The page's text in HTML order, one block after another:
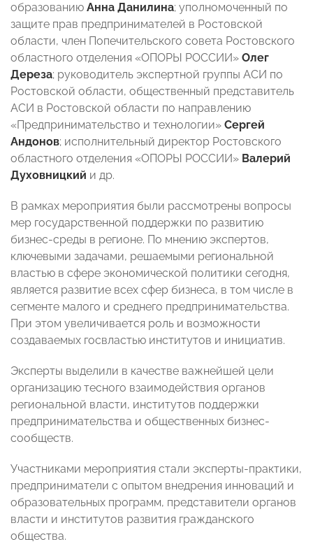
образованию Анна Данилина; уполномоченный по
защите прав предпринимателей в Ростовской
области, член Попечительского совета Ростовского
областного отделения «ОПОРЫ РОССИИ» Олег
Дереза; руководитель экспертной группы АСИ по
Ростовской области, общественный представитель
АСИ в Ростовской области по направлению
«Предпринимательство и технологии» Сергей
Андонов; исполнительный директор Ростовского
областного отделения «ОПОРЫ РОССИИ» Валерий
Духовницкий и др.
В рамках мероприятия были рассмотрены вопросы
мер государственной поддержки по развитию
бизнес-среды в регионе. По мнению экспертов,
ключевыми задачами, решаемыми региональной
властью в сфере экономической политики сегодня,
является развитие всех сфер бизнеса, в том числе в
сегменте малого и среднего предпринимательства.
При этом увеличивается роль и возможности
создаваемых госвластью институтов и инициатив.
Эксперты выделили в качестве важнейшей цели
организацию тесного взаимодействия органов
региональной власти, институтов поддержки
предпринимательства и общественных бизнес-
сообществ.
Участниками мероприятия стали эксперты-практики,
предприниматели с опытом внедрения инноваций и
образовательных программ, представители органов
власти и институтов развития гражданского
общества.